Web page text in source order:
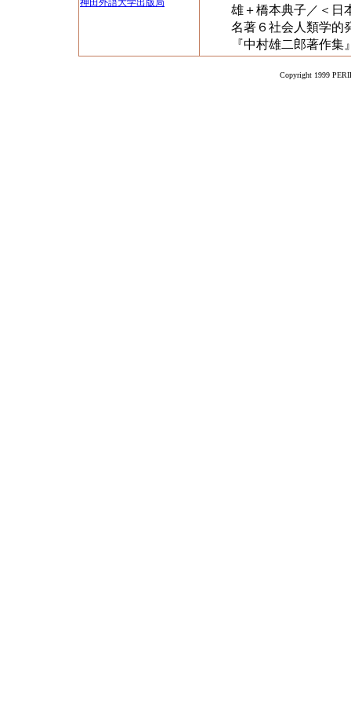
神田外語大学出版局
雄＋橋本典子／＜日
名著６社会人類学的
『中村雄二郎著作
Copyright 1999